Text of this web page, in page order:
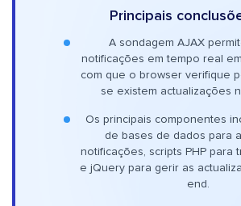
Principais
A sondagem AJAX
notificações em tempo real
com que o browser verifique
se existem actualizações
Os principais componentes
de bases de dados para
notificações, scripts PHP para
e jQuery para gerir as
end.